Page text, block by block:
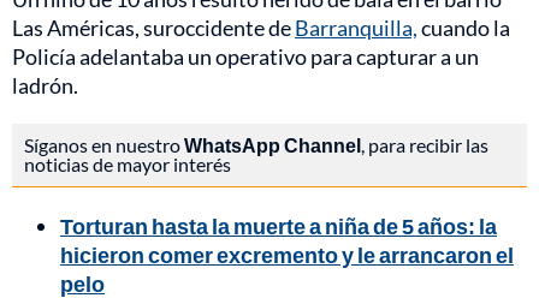
Las Américas, suroccidente deBarranquilla,cuando la
Policía adelantaba un operativo para capturar a un
ladrón.
Síganos en nuestroWhatsApp Channel , para recibir las
noticias de mayor interés
Torturan hasta la muerte a niña de 5 años: la
hicieron comer excremento y le arrancaron el
pelo